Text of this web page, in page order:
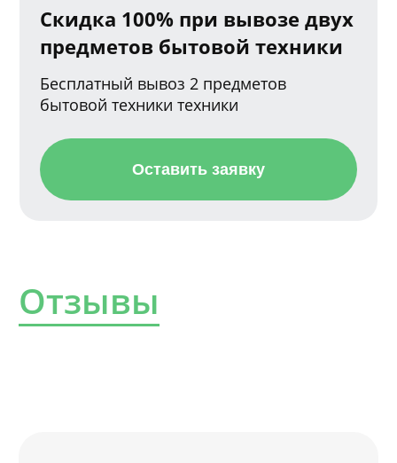
Скидка 100% при вывозе двух
предметов бытовой техники
Бесплатный вывоз 2 предметов
бытовой техники техники
Оставить заявку
Отзывы